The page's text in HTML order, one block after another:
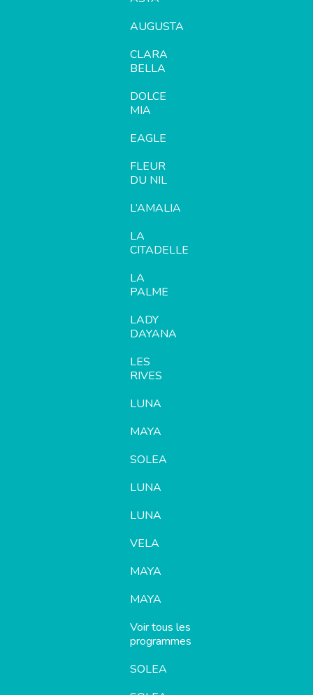
AUGUSTA
CLARA
BELLA
DOLCE
MIA
EAGLE
FLEUR
DU NIL
L’AMALIA
LA
CITADELLE
LA
PALME
LADY
DAYANA
LES
RIVES
LUNA
MAYA
SOLEA
LUNA
LUNA
VELA
MAYA
MAYA
Voir tous les
programmes
SOLEA